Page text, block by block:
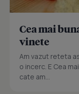
Cea mai
vinete
Am vazut reteta
o incerc. E Cea
cate am...